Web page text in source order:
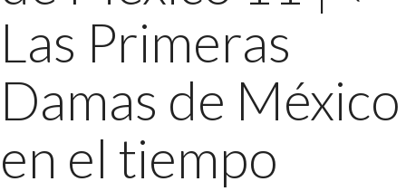
Las Primeras
Damas de México
en el tiempo